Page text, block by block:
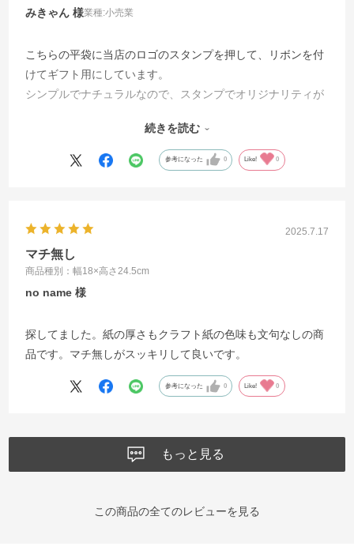
みきゃん 業種:小売業
こちらの平袋に当店のロゴのスタンプを押して、リボンを付
けてギフト用にしています。
シンプルでナチュラルなので、スタンプでオリジナリティが
かっています。欲を言えば未晒しではなく、もう少し明るい
クリーム色のナチュラルカラーが復活したら有難いです。
続きを読む
参考になった 0 Like! 0
2025.7.17
マチ無し
商品種別：幅18×高さ24.5cm
no name
探してました。紙の厚さもクラフト紙の色味も文句なしの商
品です。マチ無しがスッキリして良いです。
参考になった 0 Like! 0
もっと見る
この商品の全てのレビューを見る